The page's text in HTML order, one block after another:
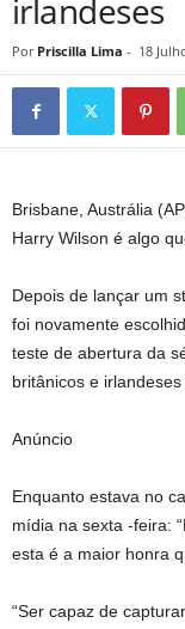
irlandeses
Por Priscilla Lima - 18
Brisbane, Austrália
Harry Wilson é algo
Depois de lançar um
foi novamente
teste de abertura da
britânicos e irlandeses
Anúncio
Enquanto estava no
mídia na sexta -feira:
esta é a maior honra
“Ser capaz de